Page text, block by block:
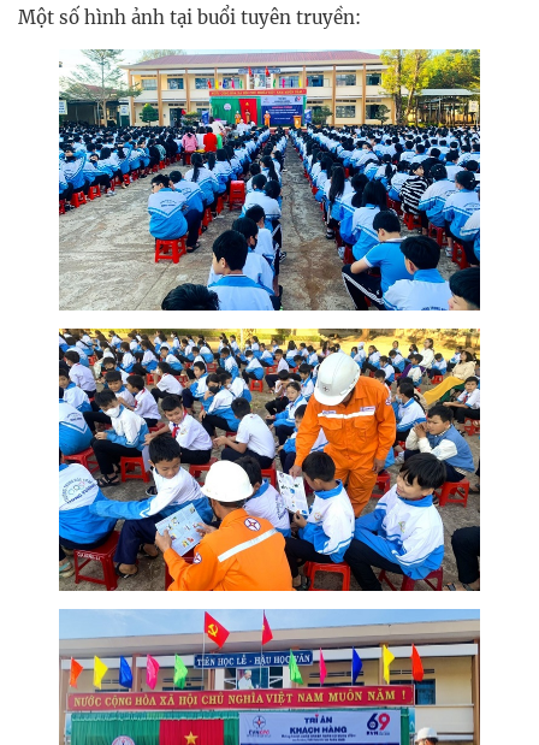
Một số hình ảnh tại buổi tuyên truyền: